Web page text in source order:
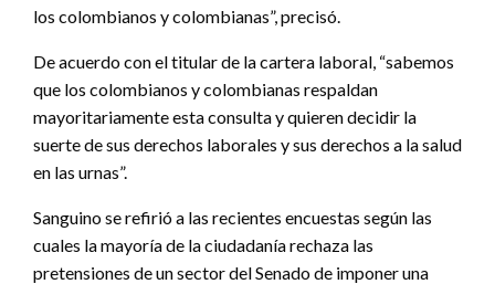
los colombianos y colombianas”, precisó.
De acuerdo con el titular de la cartera laboral, “sabemos
que los colombianos y colombianas respaldan
mayoritariamente esta consulta y quieren decidir la
suerte de sus derechos laborales y sus derechos a la salud
en las urnas”.
Sanguino se refirió a las recientes encuestas según las
cuales la mayoría de la ciudadanía rechaza las
pretensiones de un sector del Senado de imponer una